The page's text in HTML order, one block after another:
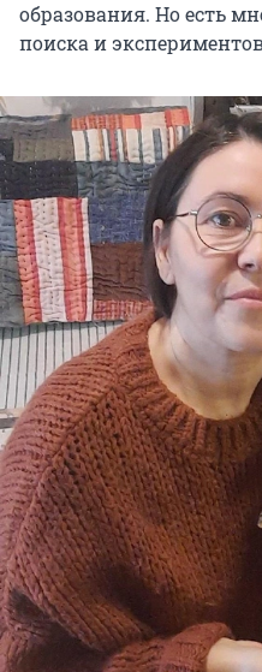
образования. Но есть
поиска и